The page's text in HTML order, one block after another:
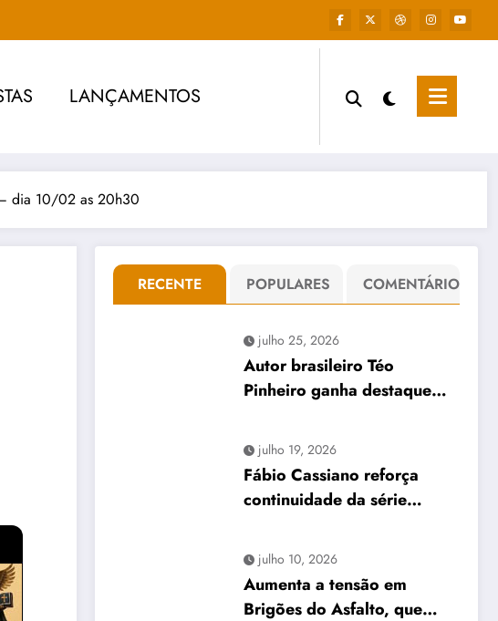
LANÇAMENTOS
– dia 10/02 as 20h30
RECENTE POPULARES COMENTÁRIO
julho 25, 2026
Autor brasileiro Téo
Pinheiro ganha destaque
Comics News
julho 19, 2026
Fábio Cassiano reforça
continuidade da série
encontro no Recife
julho 10, 2026
Aumenta a tensão em
Brigões do Asfalto, que